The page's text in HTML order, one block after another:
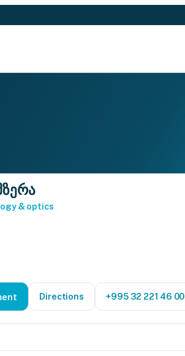
& optics
Directions +995 32 221 46 00